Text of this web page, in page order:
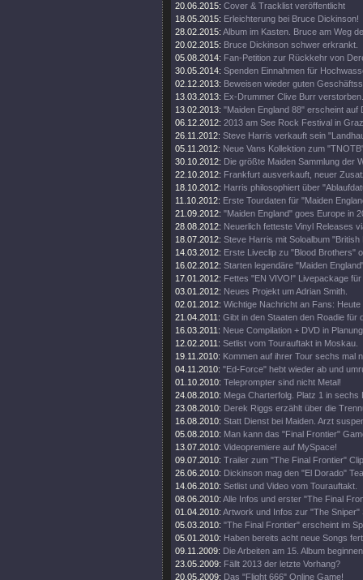
20.06.2015: Cover & Tracklist veröffentlicht
18.05.2015: Erleichterung bei Bruce Dickinson!
28.02.2015: Album im Kasten. Bruce am Weg
20.02.2015: Bruce Dickinson schwer erkrankt.
05.08.2014: Fan-Petition zur Rückkehr von
30.05.2014: Spenden Einnahmen für
02.12.2013: Beweisen wieder guten
13.03.2013: Ex-Drummer Clive Burr verstorben.
13.02.2013: "Maiden England 88" erscheint auf
06.12.2012: 2013 am See Rock Festival in Graz
26.11.2012: Steve Harris verkauft sein
05.11.2012: Neue Vans Kollektion zum
30.10.2012: Die größte Maiden Sammlung der
22.10.2012: Frankfurt ausverkauft, neuer
18.10.2012: Harris philosophiert über
11.10.2012: Erste Tourdaten für "Maiden
21.09.2012: "Maiden England" goes Europe in
28.08.2012: Neuerlich fetteste Vinyl Releases
18.07.2012: Steve Harris mit Soloalbum "British
14.03.2012: Erste Liveclip zu "Blood Brothers"
16.02.2012: Starten legendäre "Maiden
17.01.2012: Fettes "EN VIVO!" Livepackage
03.01.2012: Neues Projekt um Adrian Smith.
02.01.2012: Wichtige Nachricht an Fans: Heute
21.04.2011: Gibt in den Staaten den Roadie für
16.03.2011: Neue Compilation + DVD in
12.02.2011: Setlist vom Tourauftakt in Moskau.
19.11.2010: Kommen auf ihrer Tour sechs mal
04.11.2010: "Ed-Force" hebt wieder ab und
01.10.2010: Teleprompter sind nicht Metal!
24.08.2010: Mega Charterfolg. Platz 1 in sechs
23.08.2010: Derek Riggs erzählt über die
16.08.2010: Statt Dienst bei Maiden. Arzt
05.08.2010: Man kann das "Final Frontier"
13.07.2010: Videopremiere auf MySpace!
09.07.2010: Trailer zum "The Final Frontier"
26.06.2010: Dickinson mag den "El Dorado"
14.06.2010: Setlist und Video vom Tourauftakt.
08.06.2010: Alle Infos und erster "The Final
01.04.2010: Artwork und Infos zur "The Sniper"
05.03.2010: "The Final Frontier" erscheint im
05.01.2010: Haben bereits acht neue Songs
09.11.2009: Die Arbeiten am 15. Album
23.05.2009: Fällt 2013 der letzte Vorhang?
20.05.2009: Das "Flight 666" Online Game!